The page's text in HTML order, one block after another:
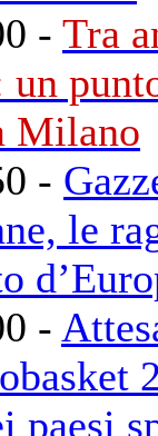
- Tra
un
Milano
-
le
-